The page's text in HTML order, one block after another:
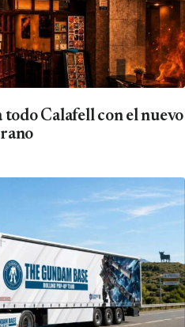
todo Calafell con el nuevo